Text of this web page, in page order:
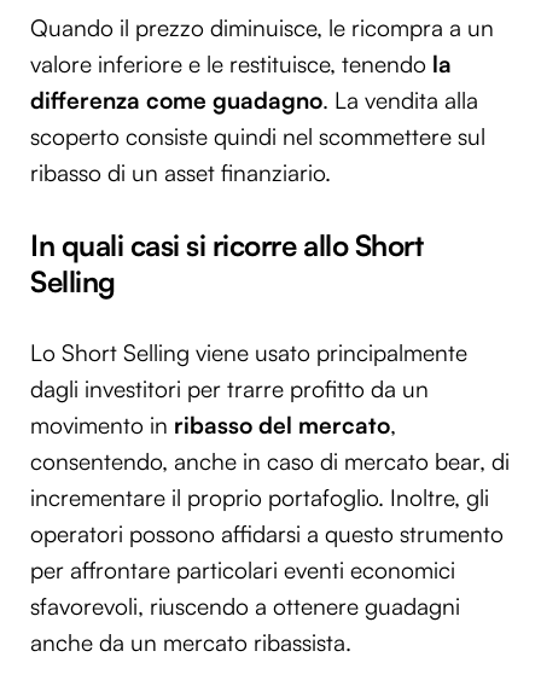
Quando il prezzo diminuisce, le ricompra a un
valore inferiore e le restituisce, tenendo la
differenza come guadagno. La vendita alla
scoperto consiste quindi nel scommettere sul
ribasso di un asset finanziario.
In quali casi si ricorre allo Short
Selling
Lo Short Selling viene usato principalmente
dagli investitori per trarre profitto da un
movimento in ribasso del mercato,
consentendo, anche in caso di mercato bear, di
incrementare il proprio portafoglio. Inoltre, gli
operatori possono affidarsi a questo strumento
per affrontare particolari eventi economici
sfavorevoli, riuscendo a ottenere guadagni
anche da un mercato ribassista.